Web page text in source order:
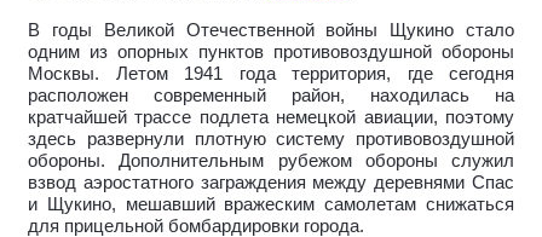
В годы Великой Отечественной войны Щукино стало
одним из опорных пунктов противовоздушной обороны
Москвы. Летом 1941 года территория, где сегодня
расположен современный район, находилась на
кратчайшей трассе подлета немецкой авиации, поэтому
здесь развернули плотную систему противовоздушной
обороны. Дополнительным рубежом обороны служил
взвод аэростатного заграждения между деревнями Спас
и Щукино, мешавший вражеским самолетам снижаться
для прицельной бомбардировки города.